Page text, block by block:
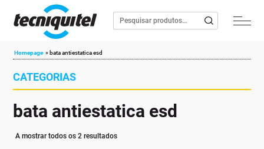
Homepage » bata antiestatica esd
CATEGORIAS
bata antiestatica esd
A mostrar todos os 2 resultados